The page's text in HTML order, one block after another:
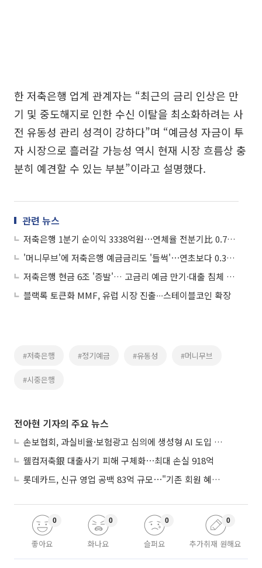
한 저축은행 업계 관계자는 “최근의 금리 인상은 만
기 및 중도해지로 인한 수신 이탈을 최소화하려는 사
전 유동성 관리 성격이 강하다”며 “예금성 자금이 투
자 시장으로 흘러갈 가능성 역시 현재 시장 흐름상 충
분히 예견할 수 있는 부분”이라고 설명했다.
관련 뉴스
저축은행 1분기 순이익 3338억원⋯연체율 전분기比 0.7%p↑
'머니무브'에 저축은행 예금금리도 '들썩'⋯연초보다 0.35%p↑
저축은행 현금 6조 '증발'… 고금리 예금 만기·대출 침체 직격탄
블랙록 토큰화 MMF, 유럽 시장 진출∙∙∙스테이블코인 확장
#저축은행 #정기예금 #유동성 #머니무브
#시중은행
전아현 기자의 주요 뉴스
손보협회, 과실비율·보험광고 심의에 생성형 AI 도입 추진
웰컴저축銀 대출사기 피해 구체화⋯최대 손실 918억
롯데카드, 신규 영업 공백 83억 규모⋯"기존 회원 혜택으로 방어"
좋아요
0
화나요
0
슬퍼요
0
추가취재 원해요
0